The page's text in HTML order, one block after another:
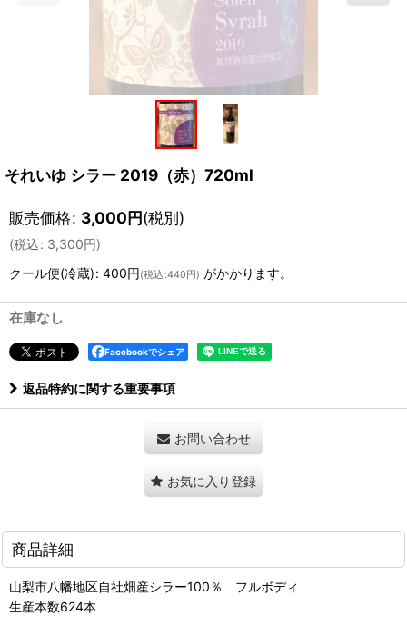
それいゆ シラー 2019（赤）720ml
販売価格: 3,000円(税別)
(税込: 3,300円)
クール便(冷蔵): 400円(税込 :440円 ) がかかります。
在庫なし
Facebookでシェア
返品特約に関する重要事項
お問い合わせ
お気に入り登録
商品詳細
山梨市八幡地区自社畑産シラー100％ フルボディ
生産本数624本